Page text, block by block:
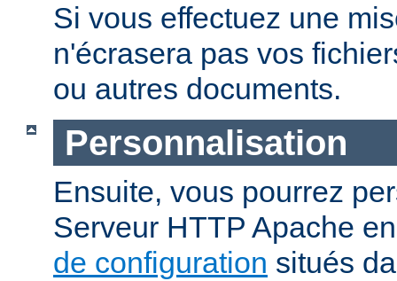
Si vous effectuez une
n'écrasera pas vos
ou autres documents.
Personnalisation
Ensuite, vous pourrez
Serveur HTTP Apache
de configuration situés